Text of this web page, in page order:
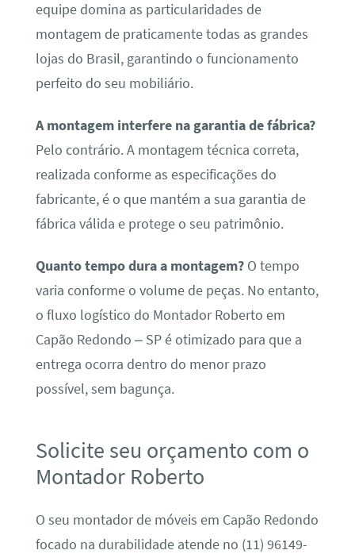
equipe domina as particularidades de
montagem de praticamente todas as grandes
lojas do Brasil, garantindo o funcionamento
perfeito do seu mobiliário.
A montagem interfere na garantia de fábrica?
Pelo contrário. A montagem técnica correta,
realizada conforme as especificações do
fabricante, é o que mantém a sua garantia de
fábrica válida e protege o seu patrimônio.
Quanto tempo dura a montagem?O tempo
varia conforme o volume de peças. No entanto,
o fluxo logístico do Montador Roberto em
Capão Redondo – SP é otimizado para que a
entrega ocorra dentro do menor prazo
possível, sem bagunça.
Solicite seu orçamento com o
Montador Roberto
O seu montador de móveis em Capão Redondo
focado na durabilidade atende no (11) 96149-